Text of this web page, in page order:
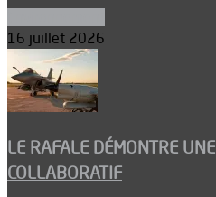
16 juillet 2026
LE RAFALE DÉMONTRE
COLLABORATIF